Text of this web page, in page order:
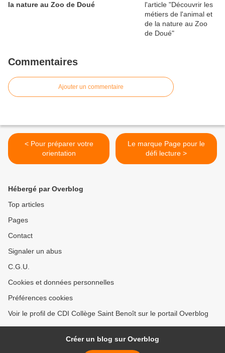
la nature au Zoo de Doué
Commentaires
Ajouter un commentaire
< Pour préparer votre
orientation
Le marque Page pour le
défi lecture >
Hébergé par Overblog
Top articles
Pages
Contact
Signaler un abus
C.G.U.
Cookies et données personnelles
Préférences cookies
Voir le profil de CDI Collège Saint Benoît sur le portail Overblog
Créer un blog sur Overblog